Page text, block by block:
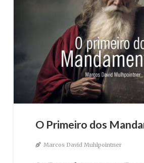
O Primeiro dos
Marcos David Muhlpointner